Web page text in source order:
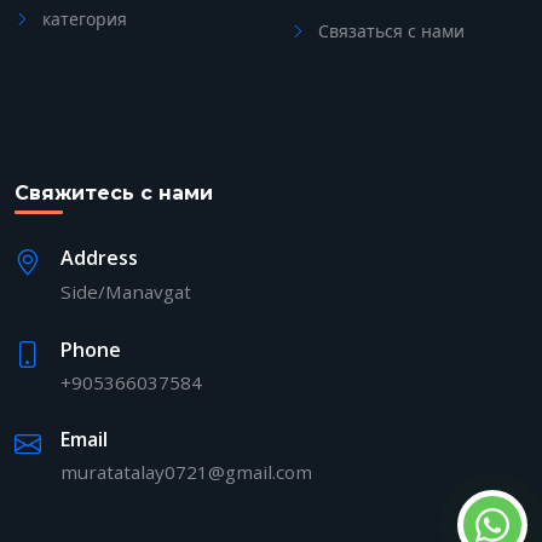
категория
Связаться с нами
Свяжитесь с нами
Address
Side/Manavgat
Phone
+905366037584
Email
muratatalay0721@gmail.com